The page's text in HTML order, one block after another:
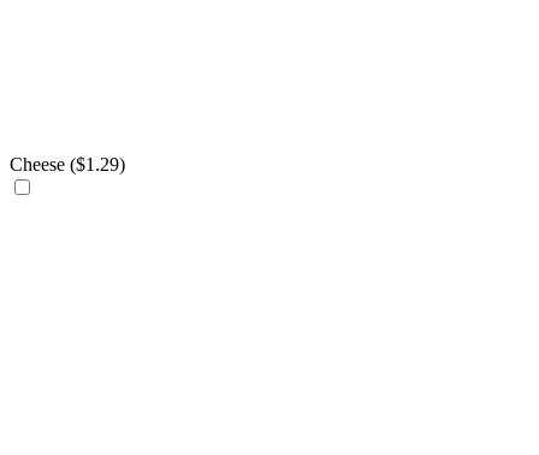
Cheese ($1.29)